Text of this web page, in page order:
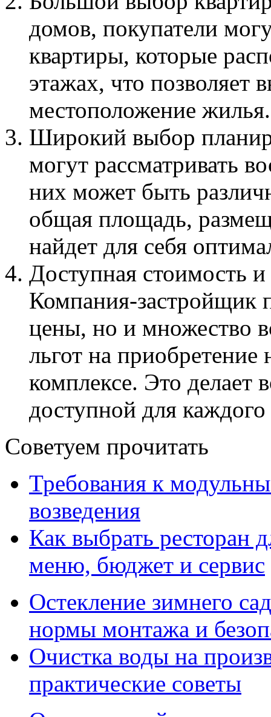
домов, покупатели
квартиры, которые
этажах, что позволяет
местоположение жилья.
Широкий выбор
могут рассматривать
них может быть
общая площадь,
найдет для себя
Доступная стоимость
Компания-застройщик
цены, но и множество
льгот на
комплексе. Это делает
доступной для каждого
Советуем прочитать
Требования к
возведения
Как выбрать ресторан
меню, бюджет и сервис
Остекление зимнего
нормы монтажа и
Очистка воды на
практические советы